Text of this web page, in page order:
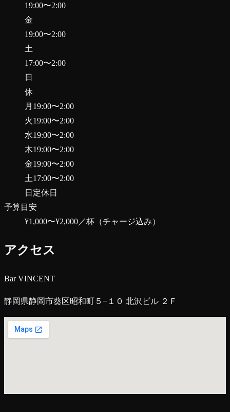
19:00〜2:00
金
19:00〜2:00
土
17:00〜2:00
日
休
月 19:00〜2:00
火19:00〜2:00
水19:00〜2:00
木19:00〜2:00
金19:00〜2:00
土17:00〜2:00
日 定休日
予算目安
¥1,000〜¥2,000 ／杯（チャージ込み）
アクセス
Bar VINCENT
静岡県静岡市葵区昭和町５−１０ 北沢ビル ２Ｆ